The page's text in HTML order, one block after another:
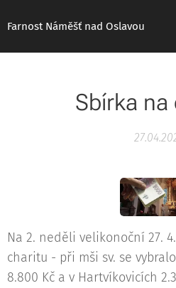
Farnost Náměšť nad Oslavou
Sbírka na
Na 2. neděli velikonoční 27.
charitu - při mši sv. se
8.800 Kč a v Hartvíkovicích